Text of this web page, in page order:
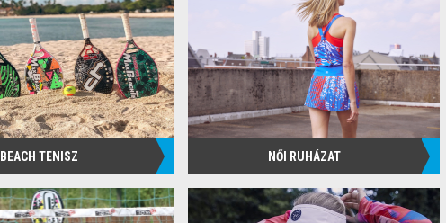
BEACH TENISZ NŐI RUHÁZAT